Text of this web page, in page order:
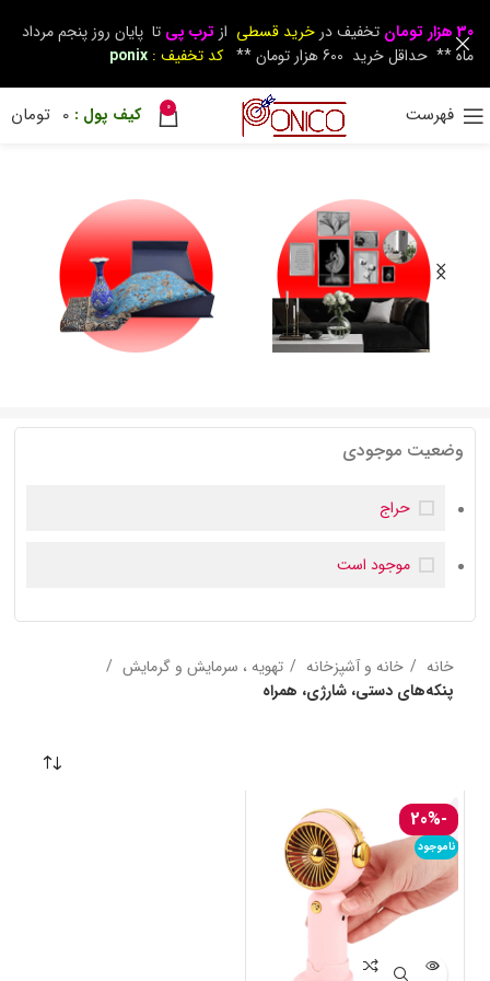
فهرست 0
0 تومان
وضعیت موجودی
حراج
موجود است
خانه خانه و آشپزخانه
تهویه ، سرمایش و گرمایش
پنکه‌های دستی، شارژی، همراه
-20%
ناموجود
30 هزار تومان تخفیف در خرید قسطی از ترب پی تا پایان روز پنجم مرداد
ماه ** حداقل خرید 600 هزار تومان **
کد تخفیف : ponix